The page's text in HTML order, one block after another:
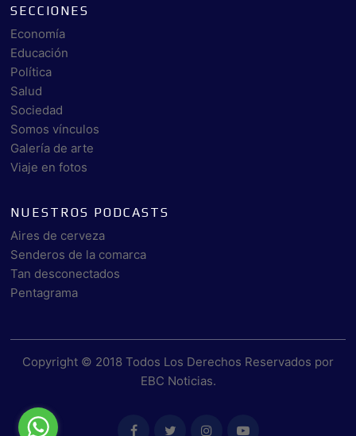
SECCIONES
Economía
Educación
Política
Salud
Sociedad
Somos vínculos
Galería de arte
Viaje en fotos
NUESTROS PODCASTS
Aires de cerveza
Senderos de la comarca
Tan desconectados
Pentagrama
Copyright © 2018 Todos Los Derechos Reservados por
EBC Noticias.